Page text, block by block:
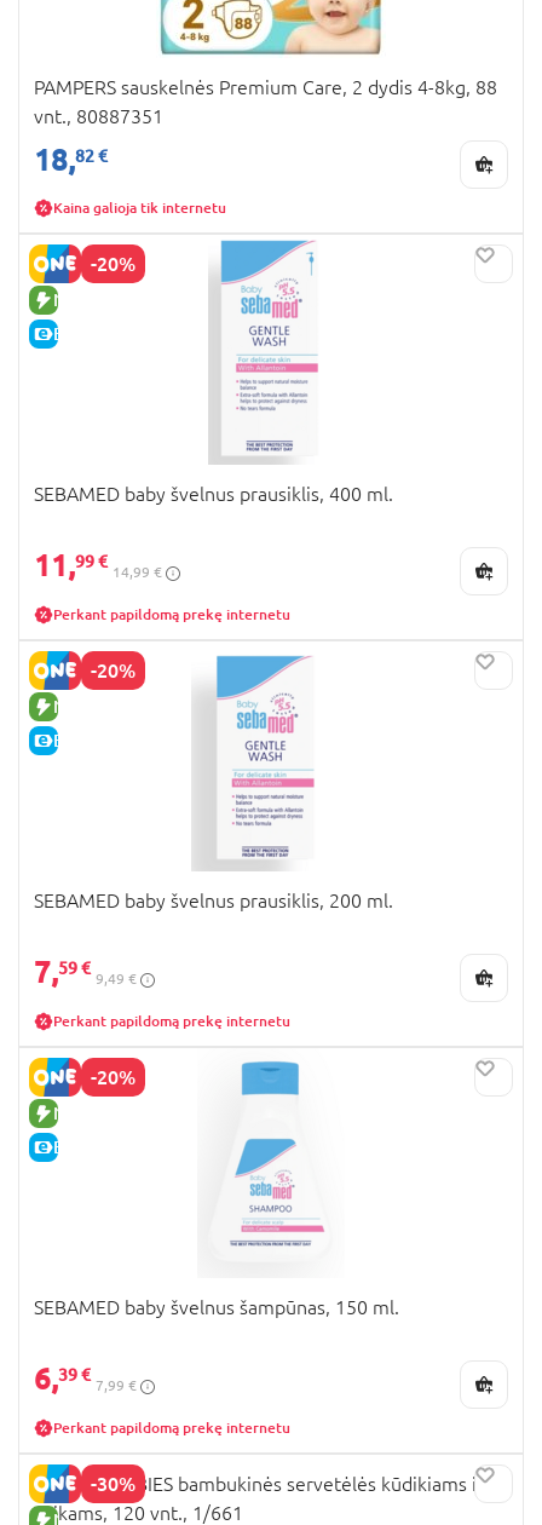
PAMPERS sauskelnės Premium Care, 2 dydis 4-8kg, 88
vnt., 80887351
18,82 €
Kaina galioja tik internetu
-20%
NAUJA PREKĖ
E-KAINA
SEBAMED baby švelnus prausiklis, 400 ml.
11,99 €
14,99 €
Perkant papildomą prekę internetu
-20%
NAUJA PREKĖ
E-KAINA
SEBAMED baby švelnus prausiklis, 200 ml.
7,59 €
9,49 €
Perkant papildomą prekę internetu
-20%
NAUJA PREKĖ
E-KAINA
SEBAMED baby švelnus šampūnas, 150 ml.
6,39 €
7,99 €
Perkant papildomą prekę internetu
-30%
NAUJA PREKĖ
CANPOL BABIES bambukinės servetėlės kūdikiams ir
vaikams, 120 vnt., 1/661